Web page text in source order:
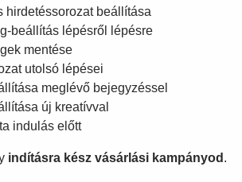
hirdetéssorozat beállítása
beállítás lépésről lépésre
mentése
utolsó lépései
meglévő bejegyzéssel
új kreatívval
indulás előtt
indításra kész vásárlási kampányod .